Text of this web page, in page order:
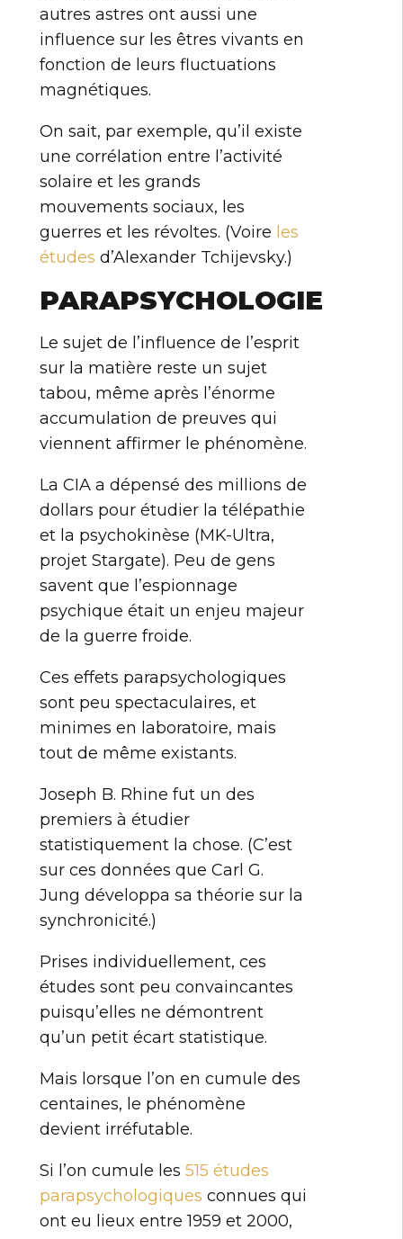
autres astres ont aussi une
influence sur les êtres vivants en
fonction de leurs fluctuations
magnétiques.
On sait, par exemple, qu’il existe
une corrélation entre l’activité
solaire et les grands
mouvements sociaux, les
guerres et les révoltes. (Voire les
études d’Alexander Tchijevsky.)
PARAPSYCHOLOGIE
Le sujet de l’influence de l’esprit
sur la matière reste un sujet
tabou, même après l’énorme
accumulation de preuves qui
viennent affirmer le phénomène.
La CIA a dépensé des millions de
dollars pour étudier la télépathie
et la psychokinèse (MK-Ultra,
projet Stargate). Peu de gens
savent que l’espionnage
psychique était un enjeu majeur
de la guerre froide.
Ces effets parapsychologiques
sont peu spectaculaires, et
minimes en laboratoire, mais
tout de même existants.
Joseph B. Rhine fut un des
premiers à étudier
statistiquement la chose. (C’est
sur ces données que Carl G.
Jung développa sa théorie sur la
synchronicité.)
Prises individuellement, ces
études sont peu convaincantes
puisqu’elles ne démontrent
qu’un petit écart statistique.
Mais lorsque l’on en cumule des
centaines, le phénomène
devient irréfutable.
Si l’on cumule les 515 études
parapsychologiques connues qui
ont eu lieux entre 1959 et 2000,